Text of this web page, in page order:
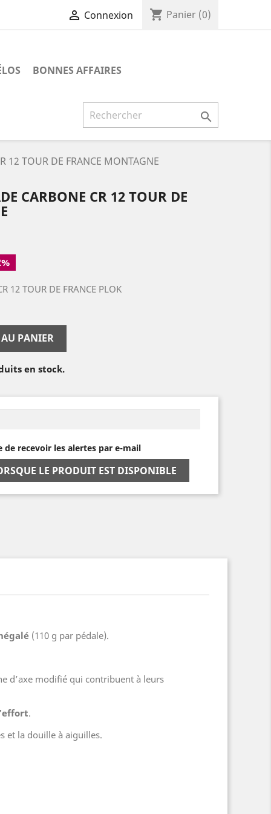
 Connexion shopping_cart Panier (0)
BONNES AFFAIRES

12 TOUR DE FRANCE MONTAGNE
CARBONE CR 12 TOUR DE
12 TOUR DE FRANCE PLOK
PANIER
en stock.
de recevoir les alertes par e-mail
LE PRODUIT EST DISPONIBLE
(110 g par pédale).
d’axe modifié qui contribuent à leurs
.
et la douille à aiguilles.